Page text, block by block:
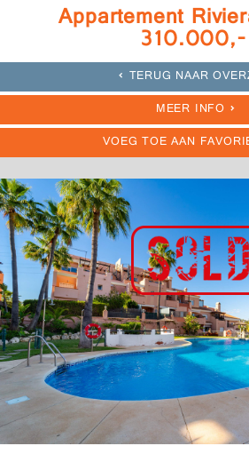
Appartement
310.000,-
TERUG NAAR
MEER INFO
VOEG TOE AAN